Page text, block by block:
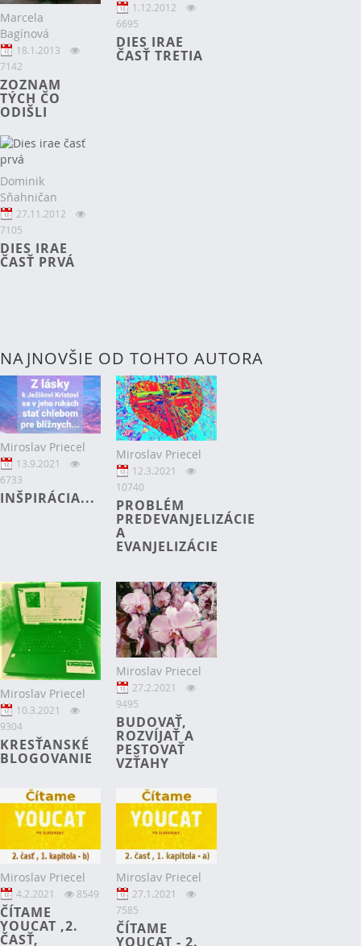
Marcela
Bagínová
18.1.2013
7142
ZOZNAM
TÝCH ČO
ODIŠLI
1.12.2012
6695
DIES IRAE
ČASŤ TRETIA
Dominik
Sňahničan
27.11.2012
7105
DIES IRAE
ČASŤ PRVÁ
NAJNOVŠIE OD TOHTO AUTORA
Miroslav Priecel
13.9.2021
6733
INŠPIRÁCIA...
Miroslav Priecel
12.3.2021
10740
PROBLÉM
PREDEVANJELIZÁCIE
A
EVANJELIZÁCIE
Miroslav Priecel
10.3.2021
9304
KRESŤANSKÉ
BLOGOVANIE
Miroslav Priecel
27.2.2021
9495
BUDOVAŤ,
ROZVÍJAŤ A
PESTOVAŤ
VZŤAHY
Miroslav Priecel
4.2.2021 8549
ČÍTAME
YOUCAT ,2.
ČASŤ,
Miroslav Priecel
27.1.2021
7585
ČÍTAME
YOUCAT - 2.